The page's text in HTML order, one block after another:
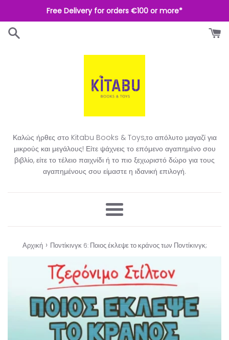
στο
περιεχόμενο
Free Delivery for orders €100 or more*
Καλώς ήρθες στο Kitabu Books & Toys,το απόλυτο μαγαζί για
μικρούς και μεγάλους! Είτε ψάχνεις το επόμενο αγαπημένο σου
βιβλίο, είτε το τέλειο παιχνίδι ή το πιο ξεχωριστό δώρο για τους
αγαπημένους σου είμαστε η ιδανική επιλογή.​
Μενού
Αρχική › Ποντίκινγκ 6: Ποιος έκλεψε το κράνος των Ποντίκινγκ;